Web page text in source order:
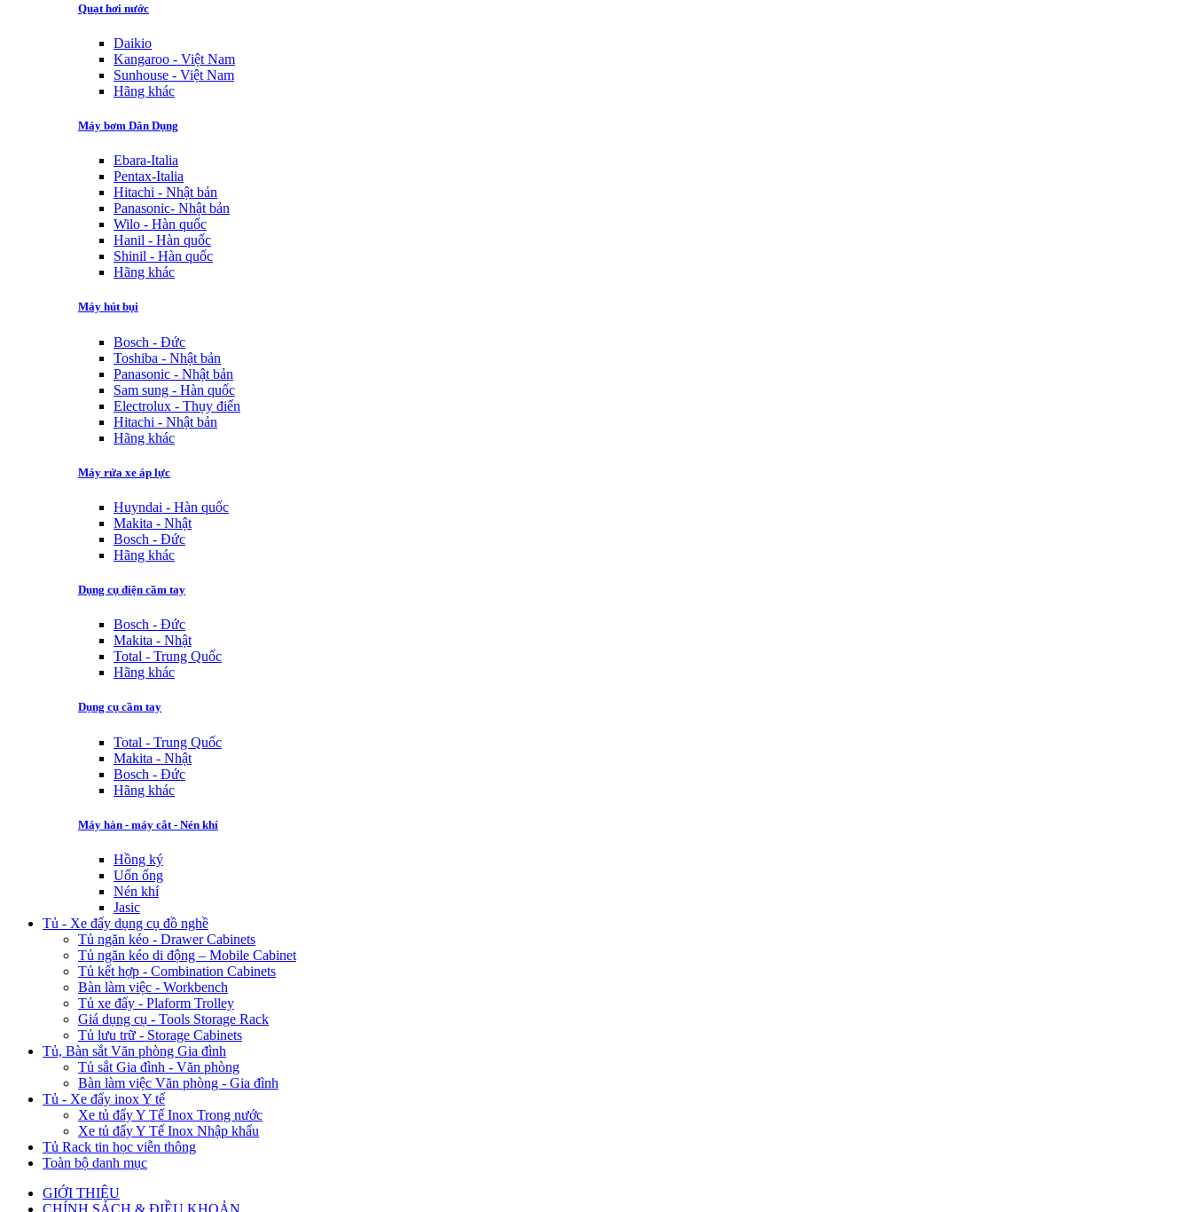
Quạt hơi nước
Daikio
Kangaroo - Việt Nam
Sunhouse - Việt Nam
Hãng khác
Máy bơm Dân Dụng
Ebara-Italia
Pentax-Italia
Hitachi - Nhật bản
Panasonic- Nhật bản
Wilo - Hàn quốc
Hanil - Hàn quốc
Shinil - Hàn quốc
Hãng khác
Máy hút bụi
Bosch - Đức
Toshiba - Nhật bản
Panasonic - Nhật bản
Sam sung - Hàn quốc
Electrolux - Thụy điển
Hitachi - Nhật bản
Hãng khác
Máy rửa xe áp lực
Huyndai - Hàn quốc
Makita - Nhật
Bosch - Đức
Hãng khác
Dụng cụ điện cầm tay
Bosch - Đức
Makita - Nhật
Total - Trung Quốc
Hãng khác
Dụng cụ cầm tay
Total - Trung Quốc
Makita - Nhật
Bosch - Đức
Hãng khác
Máy hàn - máy cắt - Nén khí
Hồng ký
Uốn ống
Nén khí
Jasic
Tủ - Xe đẩy dụng cụ đồ nghề
Tủ ngăn kéo - Drawer Cabinets
Tủ ngăn kéo di động – Mobile Cabinet
Tủ kết hợp - Combination Cabinets
Bàn làm việc - Workbench
Tủ xe đẩy - Plaform Trolley
Giá dụng cụ - Tools Storage Rack
Tủ lưu trữ - Storage Cabinets
Tủ, Bàn sắt Văn phòng Gia đình
Tủ sắt Gia đình - Văn phòng
Bàn làm việc Văn phòng - Gia đình
Tủ - Xe đẩy inox Y tế
Xe tủ đẩy Y Tế Inox Trong nước
Xe tủ đẩy Y Tế Inox Nhập khẩu
Tủ Rack tin học viễn thông
Toàn bộ danh mục
GIỚI THIỆU
CHÍNH SÁCH & ĐIỀU KHOẢN